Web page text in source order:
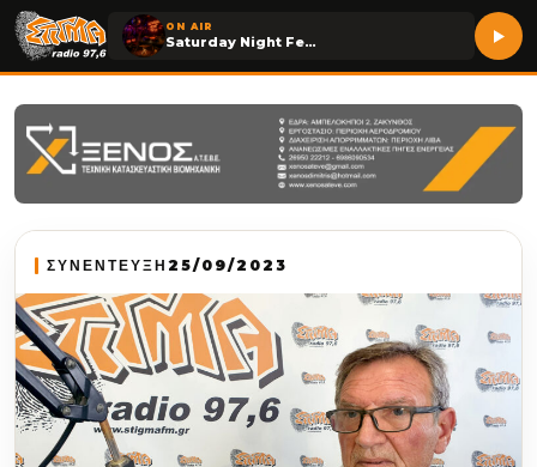
ON AIR
Saturday Night Fever
ΣΥΝΕΝΤΕΥΞΗ 25/09/2023